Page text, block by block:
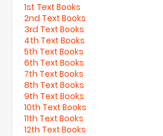
1st Text Books
2nd Text Books
3rd Text Books
4th Text Books
5th Text Books
6th Text Books
7th Text Books
8th Text Books
9th Text Books
10th Text Books
11th Text Books
12th Text Books